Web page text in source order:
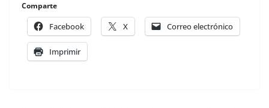
Comparte
Facebook X Correo electrónico
Imprimir